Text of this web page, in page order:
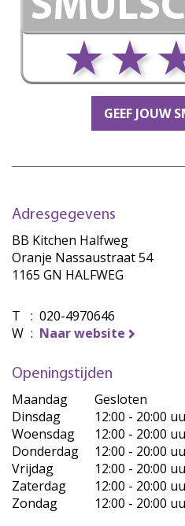
GEEF JOUW
Adresgegevens
BB Kitchen Halfweg
Oranje Nassaustraat 54
1165 GN HALFWEG
T : 020-4970646
W : Naar website
Openingstijden
Maandag
Gesloten
Dinsdag
12:00 - 20:00
Woensdag
12:00 - 20:00
Donderdag
12:00 - 20:00
Vrijdag
12:00 - 20:00
Zaterdag
12:00 - 20:00
Zondag
12:00 - 20:00